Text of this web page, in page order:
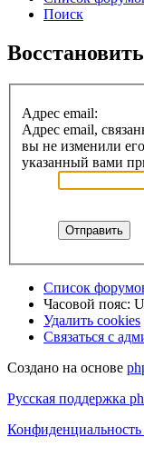
Поиск
Адрес email:
Адрес email,
вы не изменили
указанный вами
Список
Часовой пояс:
Удалить cookies
Связаться с
Создано на основе
Русская поддержка
Конфиденциальность